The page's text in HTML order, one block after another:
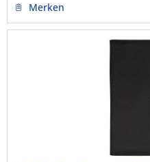
Merken